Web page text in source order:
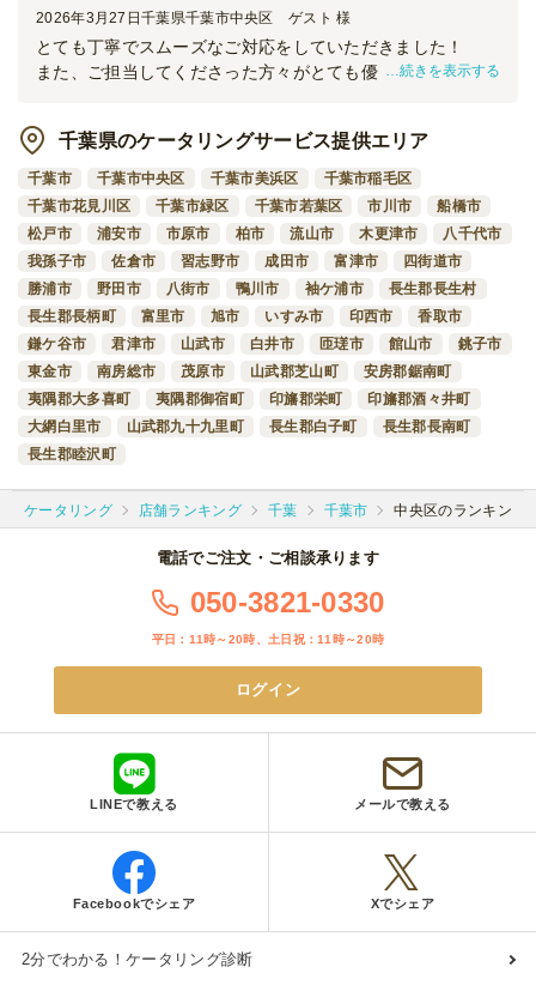
2026年3月27日 千葉県千葉市中央区 ゲスト 様
とても丁寧でスムーズなご対応をしていただきました！
また、ご担当してくださった方々がとても優しく、準備から
機会があればまたぜひお願いしたいです！
本当にありがとうございました！
続きを表示する
千葉県のケータリングサービス提供エリア
千葉市 千葉市中央区 千葉市美浜区
千葉市稲毛区
千葉市花見川区
千葉市緑区 千葉市若葉区 市川市
船橋市
松戸市
浦安市 市原市 柏市 流山市 木更津市
八千代市
我孫子市
佐倉市 習志野市 成田市 富津市
四街道市
勝浦市
野田市 八街市 鴨川市 袖ケ浦市
長生郡長生村
長生郡長柄町
富里市 旭市 いすみ市 印西市
香取市
鎌ケ谷市
君津市 山武市 白井市 匝瑳市 館山市
銚子市
東金市
南房総市 茂原市 山武郡芝山町
安房郡鋸南町
夷隅郡大多喜町
夷隅郡御宿町 印旛郡栄町
印旛郡酒々井町
大網白里市
山武郡九十九里町 長生郡白子町
長生郡長南町
長生郡睦沢町
ケータリング 店舗ランキング 千葉 千葉市 中央区のランキング
電話でご注文・ご相談承ります
050-3821-0330
平日：11時～20時、土日祝：11時～20時
ログイン
LINEで教える メールで教える
Facebookでシェア Xでシェア
2分でわかる！ケータリング診断